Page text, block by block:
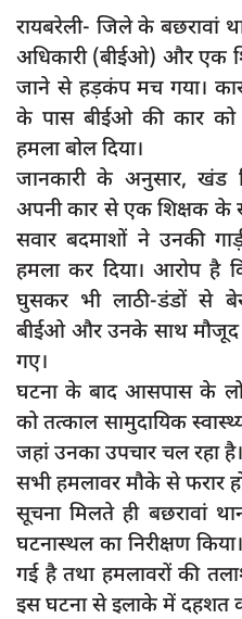
latest
प्रशासनिक
दुर्घटना
editors-pick
other
Login
Register
English
रायबरेली- जिले के बछरावां
अधिकारी (बीईओ) और एक
जाने से हड़कंप मच गया। कार
के पास बीईओ की कार को
हमला बोल दिया।
जानकारी के अनुसार, खंड
अपनी कार से एक शिक्षक के
सवार बदमाशों ने उनकी
हमला कर दिया। आरोप है
घुसकर भी लाठी-डंडों से
बीईओ और उनके साथ मौजूद
गए।
घटना के बाद आसपास के
को तत्काल सामुदायिक
जहां उनका उपचार चल रहा
सभी हमलावर मौके से फरार
सूचना मिलते ही बछरावां
घटनास्थल का निरीक्षण
गई है तथा हमलावरों की
इस घटना से इलाके में दहशत